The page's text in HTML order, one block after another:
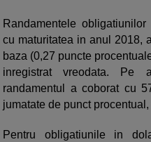
Randamentele
cu maturitatea in anul 2018,
baza (0,27 puncte
inregistrat vreodata. Pe
randamentul a coborat cu
jumatate de punct
Pentru obligatiunile in